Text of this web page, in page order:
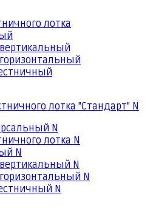
лотка
лотка "Стандарт" N
N
лотка N
N
N
N
N